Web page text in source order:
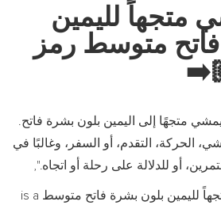
لليمين
متوسط رمز
متجهًا إلى اليمين بلون بشرة فاتح.
الحركة، التقدم، أو السفر، وغالبًا في
أو للدلالة على رحلة أو اتجاه.",
شخص يمشي متجهاً لليمين بلون بشرة فاتح متوسط is a